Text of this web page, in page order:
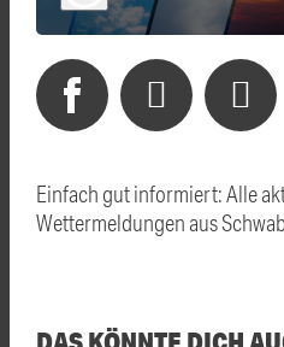
Einfach gut informiert: Alle
Wettermeldungen aus